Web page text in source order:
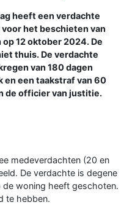
heeft een verdachte
het beschieten van
12 oktober 2024. De
thuis. De verdachte
van 180 dagen
en een taakstraf van 60
de officier van justitie.
medeverdachten (20 en
De verdachte is degene
woning heeft geschoten.
te hebben.